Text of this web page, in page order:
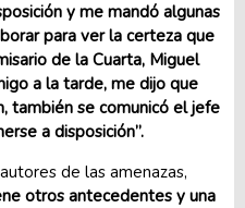
y me mandó algunas
para ver la certeza que
de la Cuarta, Miguel
a la tarde, me dijo que
también se comunicó el jefe
a disposición”.
de las amenazas,
otros antecedentes y una